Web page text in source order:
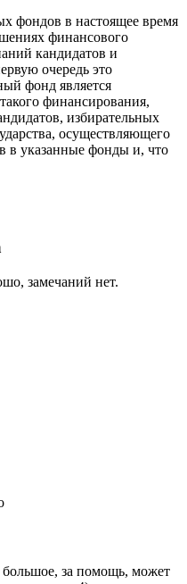
фондов в настоящее время
финансового
кандидатов и
очередь это
фонд является
финансирования,
избирательных
осуществляющего
в указанные фонды и, что
замечаний нет.
за помощь, может